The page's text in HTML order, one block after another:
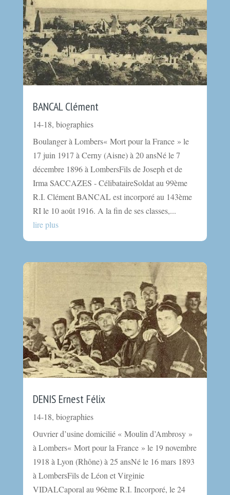
BANCAL Clément
14-18, biographies
Boulanger à Lombers« Mort pour la France » le
17 juin 1917 à Cerny (Aisne) à 20 ansNé le 7
décembre 1896 à LombersFils de Joseph et de
Irma SACCAZES - CélibataireSoldat au 99ème
R.I. Clément BANCAL est incorporé au 143ème
RI le 10 août 1916. A la fin de ses classes,...
lire plus
DENIS Ernest Félix
14-18, biographies
Ouvrier d’usine domicilié « Moulin d’Ambrosy »
à Lombers« Mort pour la France » le 19 novembre
1918 à Lyon (Rhône) à 25 ansNé le 16 mars 1893
à LombersFils de Léon et Virginie
VIDALCaporal au 96ème R.I. Incorporé, le 24